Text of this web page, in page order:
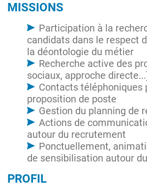
MISSIONS
Participation à la
candidats dans le respect
la déontologie du métier
Recherche active des
sociaux, approche
Contacts téléphoniques
proposition de poste
Gestion du planning de
Actions de
autour du recrutement
Ponctuellement,
de sensibilisation autour
PROFIL